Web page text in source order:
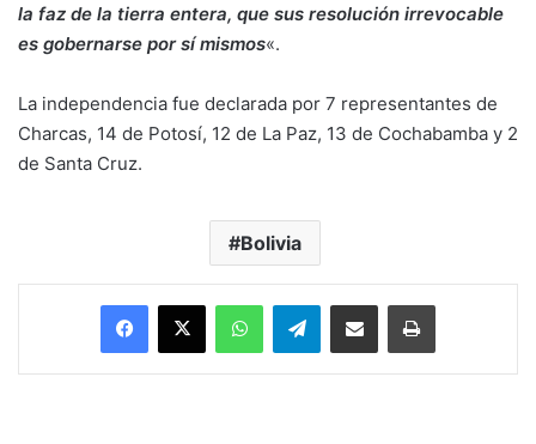
la faz de la tierra entera, que sus resolución irrevocable
es gobernarse por sí mismos«.
La independencia fue declarada por 7 representantes de
Charcas, 14 de Potosí, 12 de La Paz, 13 de Cochabamba y 2
de Santa Cruz.
Bolivia
Facebook
X WhatsAppTelegramEnviar vía email Imprimir